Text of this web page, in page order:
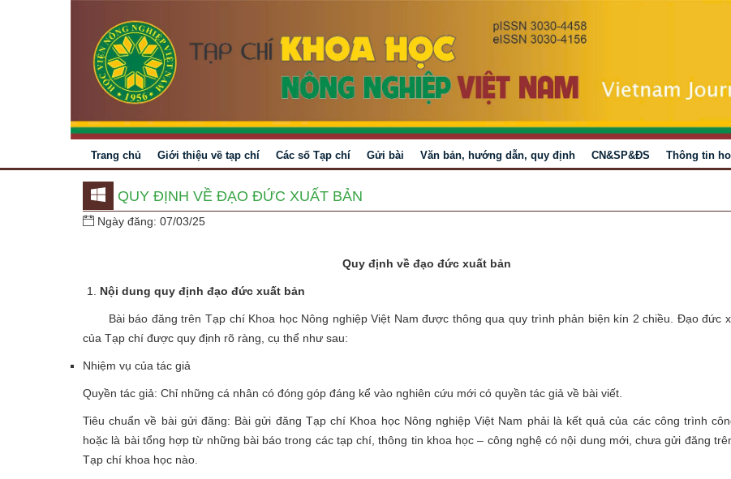
Trang chủ Giới thiệu về tạp chí Các số Tạp chí Gửi bài Văn bản, hướng dẫn, quy định CN&SP&ĐS Thông tin
QUY ĐỊNH VỀ ĐẠO ĐỨC XUẤT BẢN
Ngày đăng: 07/03/25
Quy định về đạo đức xuất bản
Nội dung quy định đạo đức xuất bản
Bài báo đăng trên Tạp chí Khoa học Nông nghiệp Việt Nam được thông qua quy trình phản biện kín 2 chiều. Đạo đức
của Tạp chí được quy định rõ ràng, cụ thể như sau:
Nhiệm vụ của tác giả
Quyền tác giả: Chỉ những cá nhân có đóng góp đáng kể vào nghiên cứu mới có quyền tác giả về bài viết.
Tiêu chuẩn về bài gửi đăng: Bài gửi đăng Tạp chí Khoa học Nông nghiệp Việt Nam phải là kết quả của các công trình
hoặc là bài tổng hợp từ những bài báo trong các tạp chí, thông tin khoa học – công nghệ có nội dung mới, chưa gửi đăng
Tạp chí khoa học nào.